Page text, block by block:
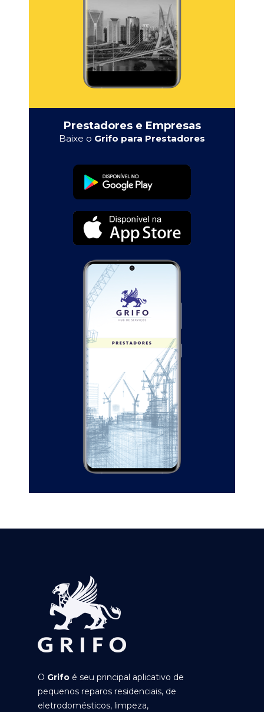
Prestadores e Empresas
Baixe o Grifo para Prestadores
O Grifo é seu principal aplicativo de
pequenos reparos residenciais, de
eletrodomésticos, limpeza,